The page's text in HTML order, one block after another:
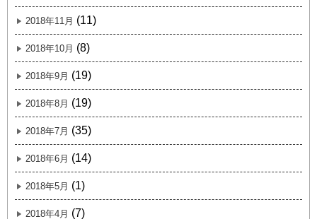
2018年11月 (11)
2018年10月 (8)
2018年9月 (19)
2018年8月 (19)
2018年7月 (35)
2018年6月 (14)
2018年5月 (1)
2018年4月 (7)